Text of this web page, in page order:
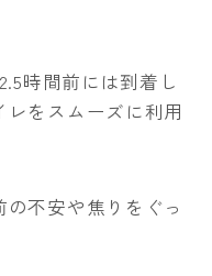
時間前には到着し
をスムーズに利用
不安や焦りをぐっ